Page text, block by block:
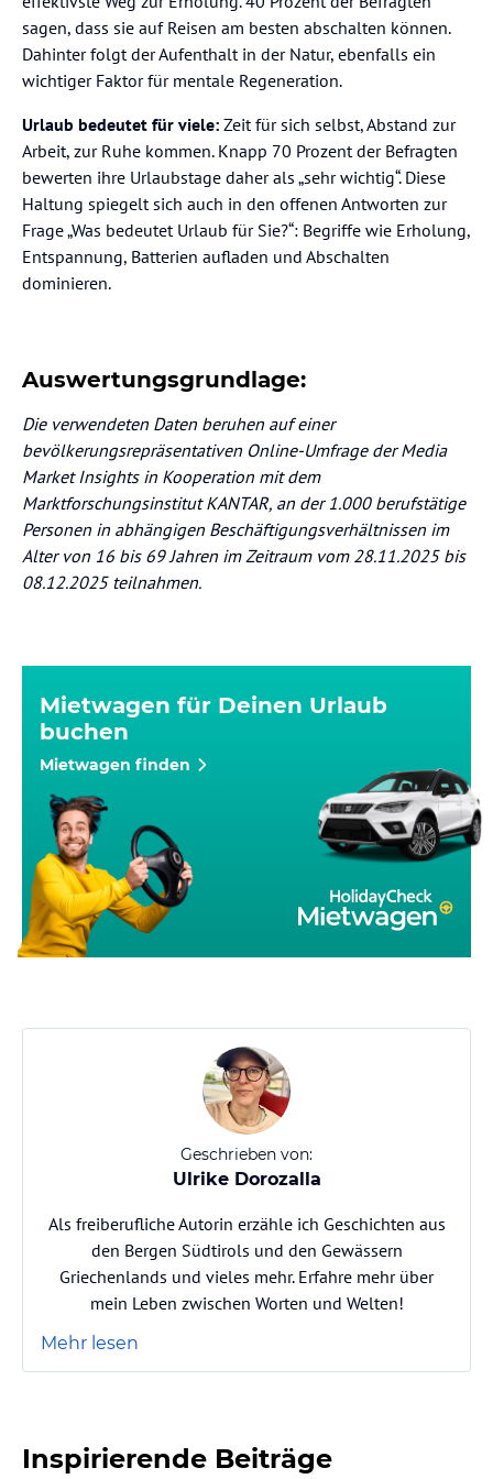
sagen, dass sie auf Reisen am besten abschalten können.
Dahinter folgt der Aufenthalt in der Natur, ebenfalls ein
wichtiger Faktor für mentale Regeneration.
Urlaub bedeutet für viele: Zeit für sich selbst, Abstand zur
Arbeit, zur Ruhe kommen. Knapp 70 Prozent der Befragten
bewerten ihre Urlaubstage daher als „sehr wichtig“. Diese
Haltung spiegelt sich auch in den offenen Antworten zur
Frage „Was bedeutet Urlaub für Sie?“: Begriffe wie Erholung,
Entspannung, Batterien aufladen und Abschalten
dominieren.
Auswertungsgrundlage:
Die verwendeten Daten beruhen auf einer
bevölkerungsrepräsentativen Online-Umfrage der Media
Market Insights in Kooperation mit dem
Marktforschungsinstitut KANTAR, an der 1.000 berufstätige
Personen in abhängigen Beschäftigungsverhältnissen im
Alter von 16 bis 69 Jahren im Zeitraum vom 28.11.2025 bis
08.12.2025 teilnahmen.
Mietwagen für Deinen Urlaub
buchen
Mietwagen finden
Geschrieben von:
Ulrike Dorozalla
Als freiberufliche Autorin erzähle ich Geschichten aus
den Bergen Südtirols und den Gewässern
Griechenlands und vieles mehr. Erfahre mehr über
mein Leben zwischen Worten und Welten!
Mehr lesen
Inspirierende Beiträge